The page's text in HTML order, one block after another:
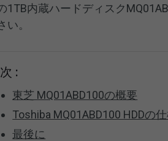
1TB内蔵ハードディスク
い。
:
東芝 MQ01ABD100の概要
Toshiba MQ01ABD100 HDDの
最後に